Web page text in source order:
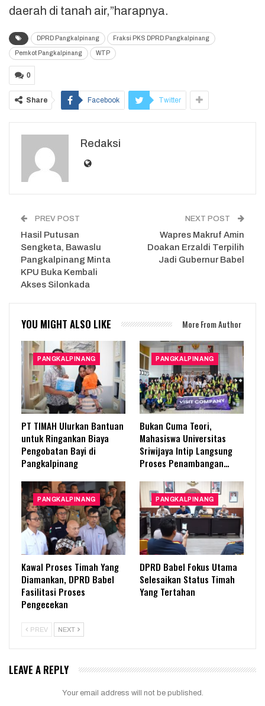
daerah di tanah air,”harapnya.
DPRD Pangkalpinang Fraksi PKS DPRD Pangkalpinang
Pemkot Pangkalpinang WTP
0
Share Facebook Twitter
Redaksi
PREV POST
Hasil Putusan
Sengketa, Bawaslu
Pangkalpinang Minta
KPU Buka Kembali
Akses Silonkada
NEXT POST
Wapres Makruf Amin
Doakan Erzaldi Terpilih
Jadi Gubernur Babel
YOU MIGHT ALSO LIKE More From Author
PANGKALPINANG
PT TIMAH Ulurkan Bantuan
untuk Ringankan Biaya
Pengobatan Bayi di
Pangkalpinang
PANGKALPINANG
Bukan Cuma Teori,
Mahasiswa Universitas
Sriwijaya Intip Langsung
Proses Penambangan…
PANGKALPINANG
Kawal Proses Timah Yang
Diamankan, DPRD Babel
Fasilitasi Proses
Pengecekan
PANGKALPINANG
DPRD Babel Fokus Utama
Selesaikan Status Timah
Yang Tertahan
PREV NEXT
LEAVE A REPLY
Your email address will not be published.